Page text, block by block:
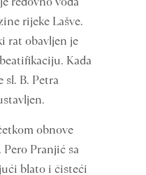
rijeke Lašve.
rat obavljen je
Kada
sl. B. Petra
obnove
Pero Pranjić sa
blato i čisteći